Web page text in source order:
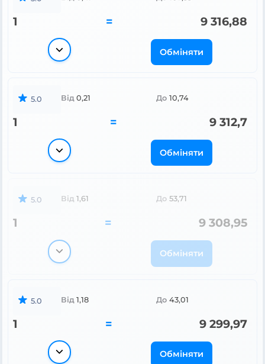
1 = 9 316,88
Обміняти
5.0 Від 0,21 До 10,74
1 = 9 312,7
Обміняти
5.0 Від 1,61 До 53,71
1 = 9 308,95
Обміняти
5.0 Від 1,18 До 43,01
1 = 9 299,97
Обміняти